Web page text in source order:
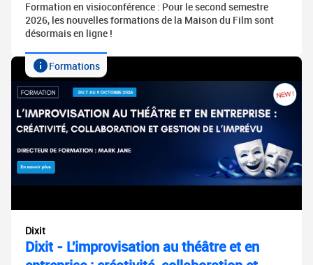
Formation en visioconférence : Pour le second semestre
2026, les nouvelles formations de la Maison du Film sont
désormais en ligne !
Formations
Dixit
Dixit - L'improvisation au théâtre et en